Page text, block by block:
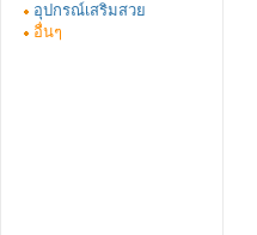
อุปกรณ์เสริมสวย
อื่นๆ